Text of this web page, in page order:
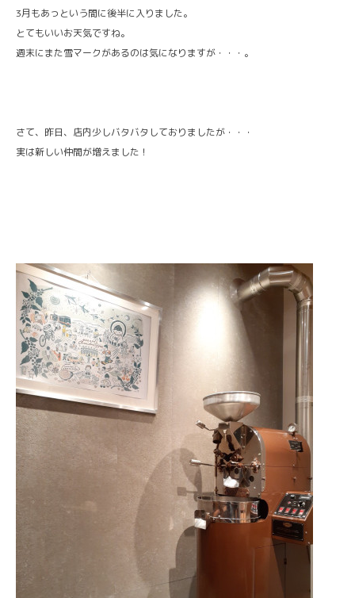
3月もあっという間に後半に入りました。
とてもいいお天気ですね。
週末にまた雪マークがあるのは気になりますが・・・。
さて、昨日、店内少しバタバタしておりましたが・・・
実は新しい仲間が増えました！